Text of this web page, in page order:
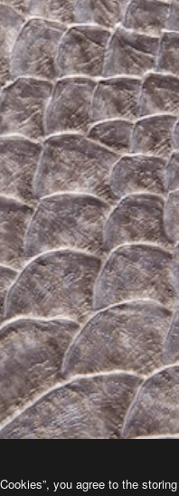
you agree to the